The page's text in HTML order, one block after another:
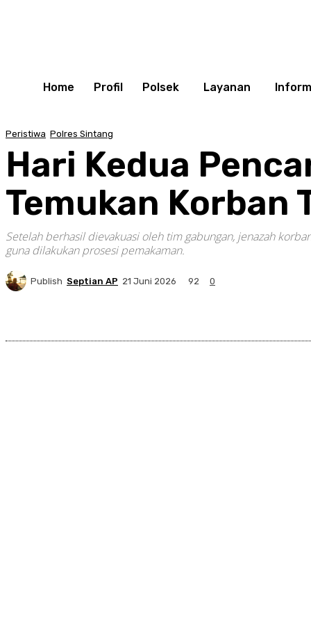
Home Profil Polsek Layanan
Peristiwa Polres Sintang
Hari Kedua
Temukan Korban
Setelah berhasil dievakuasi oleh tim gabungan, jenazah
guna dilakukan prosesi pemakaman.
Publish Septian AP 21 Juni 2026 92 0